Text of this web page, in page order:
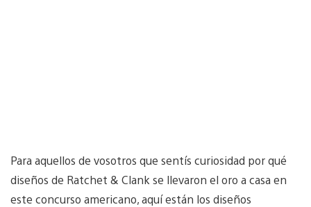
Para aquellos de vosotros que sentís curiosidad por qué
diseños de Ratchet & Clank se llevaron el oro a casa en
este concurso americano, aquí están los diseños